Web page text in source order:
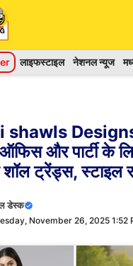
लाइफस्टाइल नेशनल न्यूज
shawls
और पार्टी के
शॉल ट्रेंड्स , स्टाइल
डेस्क
November 26, 2025 1:52